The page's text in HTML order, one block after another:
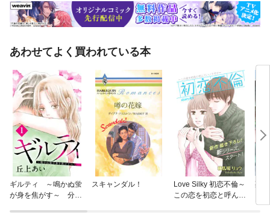
あわせてよく買われている本
ギルティ ～鳴かぬ蛍
が身を焦がす～ 分冊
スキャンダル！
Love Silky 初恋不倫～
この恋を初恋と呼んで
死